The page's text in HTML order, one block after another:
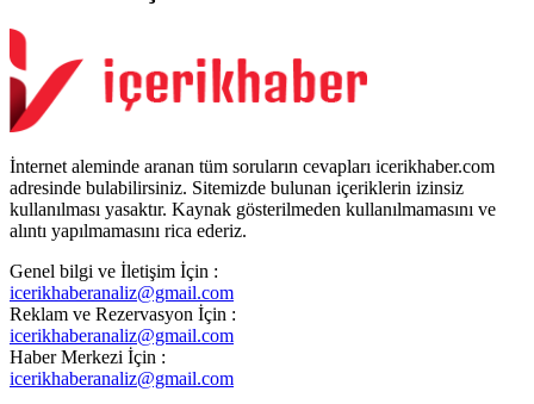
İnternet aleminde aranan tüm soruların cevapları icerikhaber.com
adresinde bulabilirsiniz. Sitemizde bulunan içeriklerin izinsiz
kullanılması yasaktır. Kaynak gösterilmeden kullanılmamasını ve
alıntı yapılmamasını rica ederiz.
Genel bilgi ve İletişim İçin :
icerikhaberanaliz@gmail.com
Reklam ve Rezervasyon İçin :
icerikhaberanaliz@gmail.com
Haber Merkezi İçin :
icerikhaberanaliz@gmail.com